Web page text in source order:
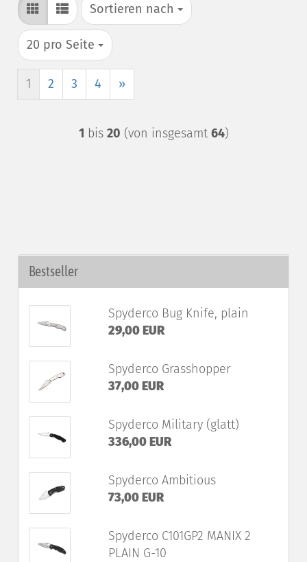
Sortieren nach
Sortieren nach
20 pro Seite
pro Seite
1 2 3 4 »
1 bis 20 (von insgesamt 64)
Bestseller
Spyderco Bug Knife, plain
29,00 EUR
Spyderco Grasshopper
37,00 EUR
Spyderco Military (glatt)
336,00 EUR
Spyderco Ambitious
73,00 EUR
Spyderco C101GP2 MANIX 2
PLAIN G-10